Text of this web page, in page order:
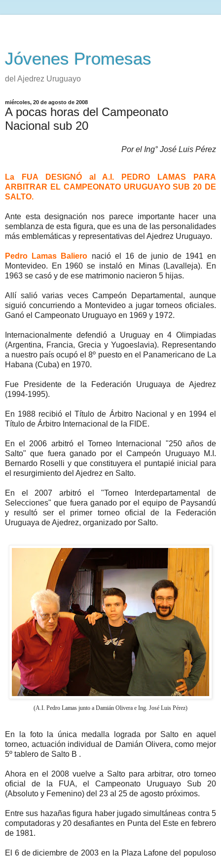
Jóvenes Promesas
del Ajedrez Uruguayo
miércoles, 20 de agosto de 2008
A pocas horas del Campeonato
Nacional sub 20
Por el Ing° José Luis Pérez
La FUA DESIGNÓ al A.I. PEDRO LAMAS PARA
ARBITRAR EL CAMPEONATO URUGUAYO SUB 20 DE
SALTO.
Ante esta designación nos parece importante hacer una
semblanza de esta figura, que es una de las personalidades
más emblemáticas y representativas del Ajedrez Uruguayo.
Pedro Lamas Baliero nació el 16 de junio de 1941 en
Montevideo. En 1960 se instaló en Minas (Lavalleja). En
1963 se casó y de ese matrimonio nacieron 5 hijas.
Allí salió varias veces Campeón Departamental, aunque
siguió concurriendo a Montevideo a jugar torneos oficiales.
Ganó el Campeonato Uruguayo en 1969 y 1972.
Internacionalmente defendió a Uruguay en 4 Olimpiadas
(Argentina, Francia, Grecia y Yugoeslavia). Representando
a nuestro país ocupó el 8º puesto en el Panamericano de La
Habana (Cuba) en 1970.
Fue Presidente de la Federación Uruguaya de Ajedrez
(1994-1995).
En 1988 recibió el Título de Árbitro Nacional y en 1994 el
Título de Árbitro Internacional de la FIDE.
En el 2006 arbitró el Torneo Internacional "250 años de
Salto" que fuera ganado por el Campeón Uruguayo M.I.
Bernardo Roselli y que constituyera el puntapié inicial para
el resurgimiento del Ajedrez en Salto.
En el 2007 arbitró el "Torneo Interdepartamental de
Selecciones" que fuera ganado por el equipo de Paysandú
y resultó ser el primer torneo oficial de la Federación
Uruguaya de Ajedrez, organizado por Salto.
(A.I. Pedro Lamas junto a Damián Olivera e Ing. José Luis Pérez)
En la foto la única medalla lograda por Salto en aquel
torneo, actuación individual de Damián Olivera, como mejor
5º tablero de Salto B .
Ahora en el 2008 vuelve a Salto para arbitrar, otro torneo
oficial de la FUA, el Campeonato Uruguayo Sub 20
(Absoluto y Femenino) del 23 al 25 de agosto próximos.
Entre sus hazañas figura haber jugado simultáneas contra 5
computadoras y 20 desafiantes en Punta del Este en febrero
de 1981.
El 6 de diciembre de 2003 en la Plaza Lafone del populoso